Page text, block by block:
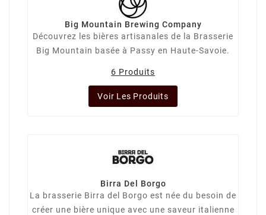
Big Mountain Brewing Company
Découvrez les bières artisanales de la Brasserie
Big Mountain basée à Passy en Haute-Savoie.
6 Produits
Voir Les Produits
Birra Del Borgo
La brasserie Birra del Borgo est née du besoin de
créer une bière unique avec une saveur italienne